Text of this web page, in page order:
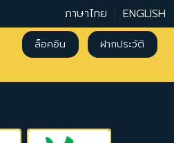
ภาษาไทย ENGLISH
ล็อคอิน ฝากประวัติ